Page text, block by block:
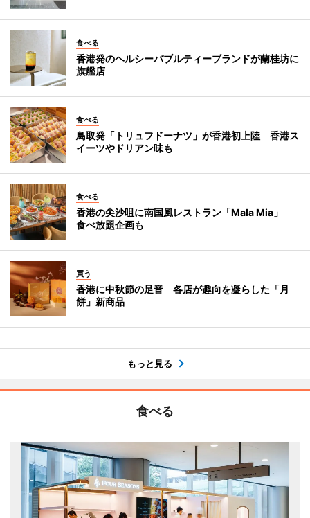
食べる
香港発のヘルシーバブルティーブランドが蘭桂坊に
旗艦店
食べる
鳥取発「トリュフドーナツ」が香港初上陸 香港ス
イーツやドリアン味も
食べる
香港の尖沙咀に南国風レストラン「Mala Mia」
食べ放題企画も
買う
香港に中秋節の足音 各店が趣向を凝らした「月
餅」新商品
もっと見る
食べる